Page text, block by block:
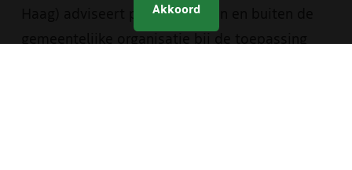
Haag) adviseert partijen binnen en buiten de
gemeentelijke organisatie bij de toepassing
Akkoord